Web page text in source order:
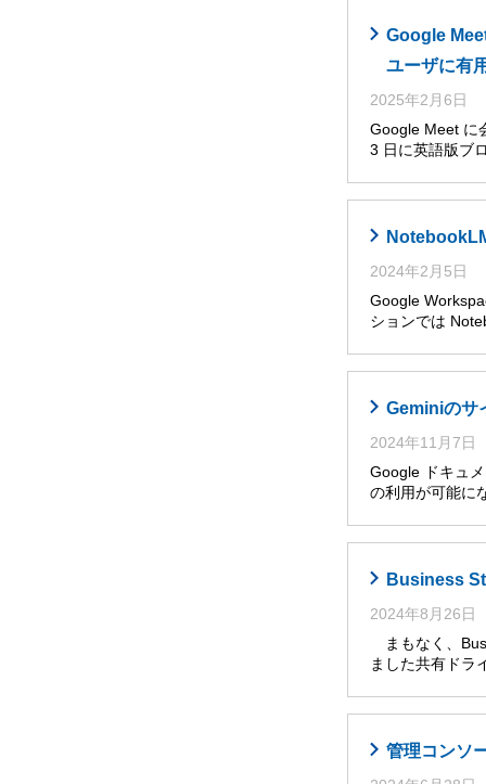
Google
ユーザに有
2025年2月6日
Google Meet に
3 日に英語版ブ
2024年2月5日
Google
ションでは
Geminiのサ
2024年11月7日
Google ドキュ
の利用が可能に
Business
2024年8月26日
まもなく、
ました共有ドラ
管理コンソ